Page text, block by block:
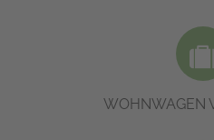
WOHNWAGEN
Erleben Sie alle Annehmlichkeiten
MEHR